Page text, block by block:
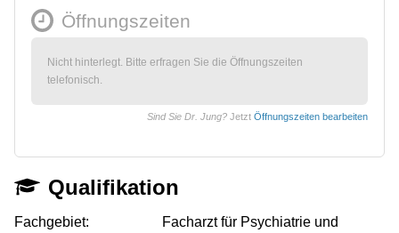
Öffnungszeiten
Nicht hinterlegt. Bitte erfragen Sie die Öffnungszeiten
telefonisch.
Sind Sie Dr. Jung? Jetzt Öffnungszeiten bearbeiten
Qualifikation
Fachgebiet:
Facharzt für Psychiatrie und